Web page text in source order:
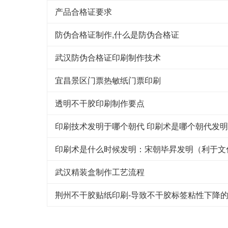
产品合格证要求
防伪合格证制作,什么是防伪合格证
武汉防伪合格证印刷制作技术
宜昌景区门票热敏纸门票印刷
透明不干胶印刷制作要点
印刷技术发明于哪个朝代 印刷术是哪个朝代发
印刷术是什么时候发明：宋朝毕昇发明（利于文
武汉精装盒制作工艺流程
荆州不干胶贴纸印刷-导致不干胶标签粘性下降